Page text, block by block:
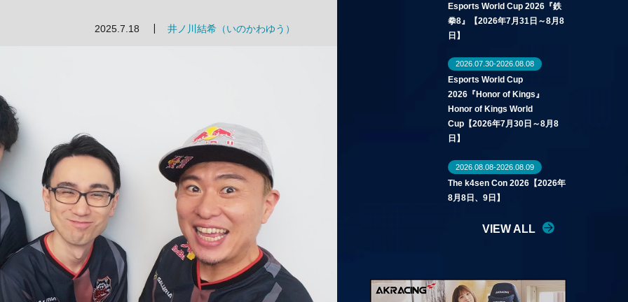
2025.7.18 井ノ川結希（いのかわゆう）
Esports World Cup 2026『鉄
拳8』【2026年7月31日～8月8
日】
2026.07.30-2026.08.08
Esports World Cup
2026『Honor of Kings』
Honor of Kings World
Cup【2026年7月30日～8月8
日】
2026.08.08-2026.08.09
The k4sen Con 2026【2026年
8月8日、9日】
VIEW ALL